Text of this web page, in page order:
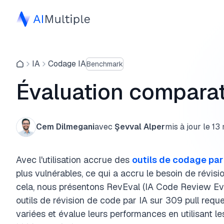
IA Codage IABenchmark
Évaluation
Cem Dilmeganiavec Şevval Alpermis à jour le13
Avec l'utilisation accrue des outils de codage par
plus vulnérables, ce qui a accru le besoin de
cela, nous présentons RevEval (IA Code Review
outils de révision de code par IA sur 309 pull
variées et évalue leurs performances en utilisant